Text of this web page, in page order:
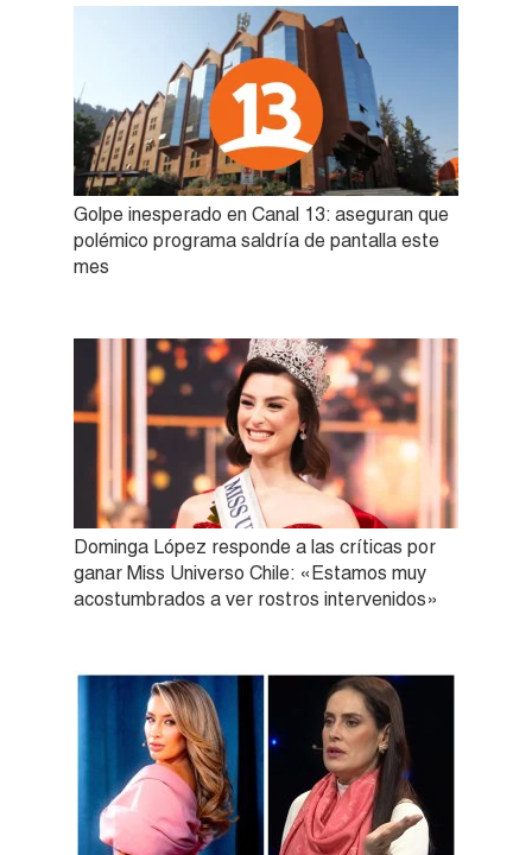
Golpe inesperado en Canal 13: aseguran que
polémico programa saldría de pantalla este
mes
Dominga López responde a las críticas por
ganar Miss Universo Chile: «Estamos muy
acostumbrados a ver rostros intervenidos»